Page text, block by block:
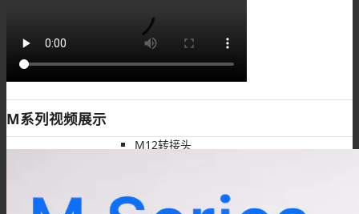
M12注塑接头
M12转接头
M系列视频展示